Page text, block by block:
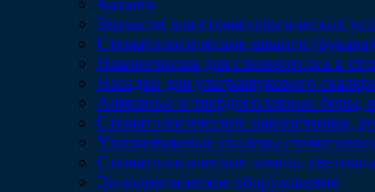
Каталог
Запчасти для стоматологических
Стоматологические шланги (рукава)
Наконечники для слюноотсоса и
Насадки для ультразвукового
Алмазные и твердосплавные боры,
Стоматологические наконечники,
Ультразвуковые скалеры
Стоматологические лампы,
Эндодонтическое оборудование